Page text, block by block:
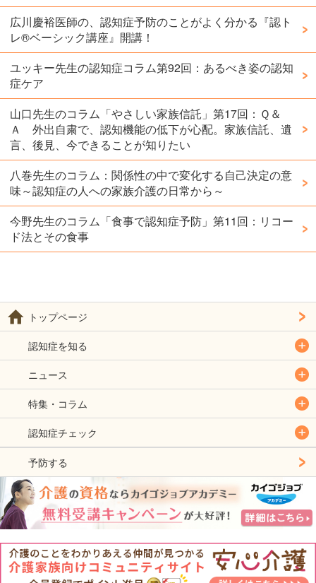
広川慶裕医師の、認知症予防のことがよく分かる『認ト
レ®️ベーシック講座』開講！
ユッキー先生の認知症コラム第92回：あるべき姿の認知
症ケア
山口先生のコラム「やさしい家族信託」第17回：Ｑ＆
Ａ 外出自粛で、認知機能の低下が心配。家族信託、遺
言、後見、今できることが知りたい
八巻先生のコラム：関係性の中で変化する自己決定の意
味～認知症の人への家族介護の日常から～
今野先生のコラム「食事で認知症予防」第11回：リコー
ド法とその食事
トップページ
認知症を知る
ニュース
特集・コラム
認知症チェック
予防する